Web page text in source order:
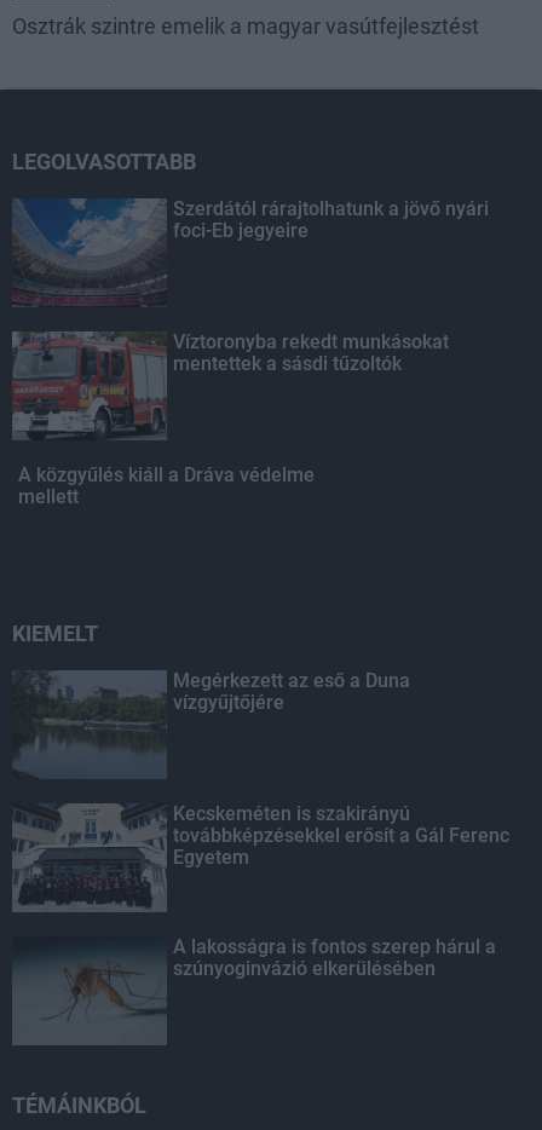
Osztrák szintre emelik a magyar vasútfejlesztést
LEGOLVASOTTABB
Szerdától rárajtolhatunk a jövő nyári
foci-Eb jegyeire
Víztoronyba rekedt munkásokat
mentettek a sásdi tűzoltók
A közgyűlés kiáll a Dráva védelme
mellett
KIEMELT
Megérkezett az eső a Duna
vízgyűjtőjére
Kecskeméten is szakirányú
továbbképzésekkel erősít a Gál Ferenc
Egyetem
A lakosságra is fontos szerep hárul a
szúnyoginvázió elkerülésében
TÉMÁINKBÓL